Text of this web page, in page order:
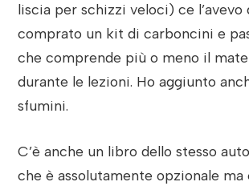
liscia per schizzi veloci) ce l’avevo
comprato un kit di carboncini e
che comprende più o meno il
durante le lezioni. Ho aggiunto
sfumini.
C’è anche un libro dello stesso
che è assolutamente opzionale ma